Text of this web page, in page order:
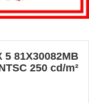
81X30082MB
250 cd/m²